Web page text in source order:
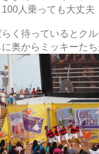
100人乗っても大丈夫
らく待っているとク
に奥からミッキーた